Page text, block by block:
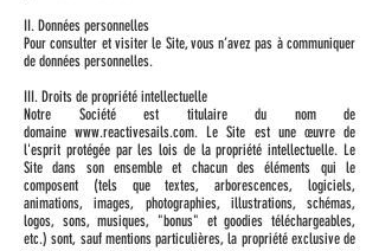
II. Données personnelles
Pour consulter et visiter le Site, vous n’avez pas à communiquer
de données personnelles.
III. Droits de propriété intellectuelle
Notre Société est titulaire du nom de
domainewww.reactivesails.com. Le Site est une œuvre de
l'esprit protégée par les lois de la propriété intellectuelle. Le
Site dans son ensemble et chacun des éléments qui le
composent (tels que textes, arborescences, logiciels,
animations, images, photographies, illustrations, schémas,
logos, sons, musiques, "bonus" et goodies téléchargeables,
etc.) sont, sauf mentions particulières, la propriété exclusive de